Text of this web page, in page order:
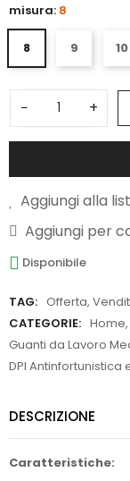
misura: 8
8 9 10
− +
Aggiungi alla
Aggiungi per
Disponibile
TAG: Offerta,
CATEGORIE: Home,
Guanti da Lavoro
DPI Antinfortunistica
DESCRIZIONE
Caratteristiche: